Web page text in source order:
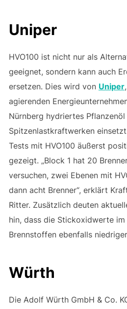
Uniper
HVO100 ist nicht nur als
geeignet, sondern kann auch
ersetzen. Dies wird von Uniper
agierenden
Nürnberg hydriertes
Spitzenlastkraftwerken
Tests mit HVO100 äußerst
gezeigt. „Block 1 hat 20
versuchen, zwei Ebenen mit
dann acht Brenner“, erklärt
Ritter. Zusätzlich deuten
hin, dass die Stickoxidwerte
Brennstoffen ebenfalls
Würth
Die Adolf Würth GmbH & Co.